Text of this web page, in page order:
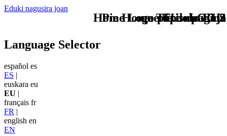
Eduki nagusira joan
TU - LOGO
Language Selector
español es
ES |
euskara eu
EU |
français fr
FR |
english en
EN
que tipo de viaje
Home Logo pie de página
Pie Home Turismo EUS